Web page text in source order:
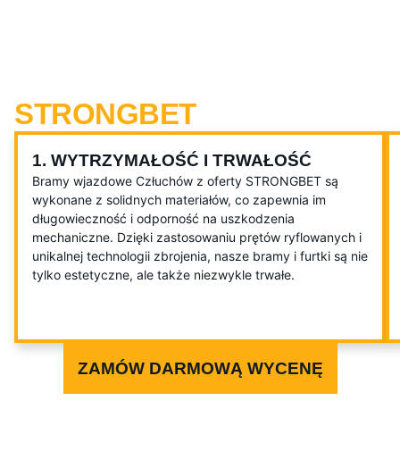
STRONGBET
1. WYTRZYMAŁOŚĆ I TRWAŁOŚĆ
Bramy wjazdowe Człuchów z oferty STRONGBET są
wykonane z solidnych materiałów, co zapewnia im
długowieczność i odporność na uszkodzenia
mechaniczne. Dzięki zastosowaniu prętów ryflowanych i
unikalnej technologii zbrojenia, nasze bramy i furtki są nie
tylko estetyczne, ale także niezwykle trwałe.
ZAMÓW DARMOWĄ WYCENĘ